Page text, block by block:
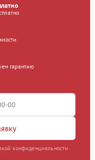
гарантию
конфиденциальности